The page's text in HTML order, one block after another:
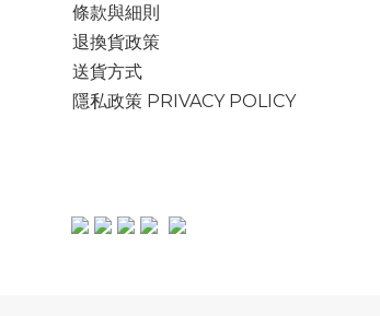
條款與細則
退換貨政策
送貨方式
隱私政策 PRIVACY POLICY